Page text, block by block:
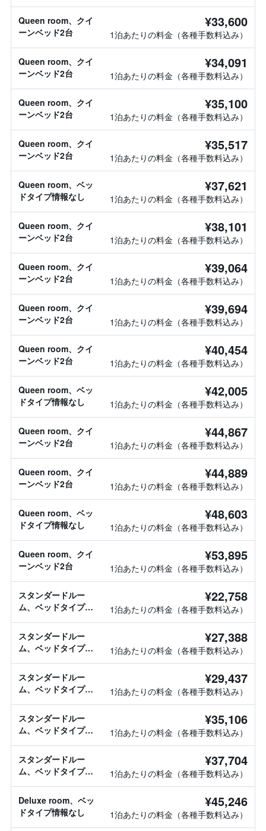
Queen room、クイ
ーンベッド2台
¥33,600
1泊あたりの料金（各種手数料込み）
Queen room、クイ
ーンベッド2台
¥34,091
1泊あたりの料金（各種手数料込み）
Queen room、クイ
ーンベッド2台
¥35,100
1泊あたりの料金（各種手数料込み）
Queen room、クイ
ーンベッド2台
¥35,517
1泊あたりの料金（各種手数料込み）
Queen room、ベッ
ドタイプ情報なし
¥37,621
1泊あたりの料金（各種手数料込み）
Queen room、クイ
ーンベッド2台
¥38,101
1泊あたりの料金（各種手数料込み）
Queen room、クイ
ーンベッド2台
¥39,064
1泊あたりの料金（各種手数料込み）
Queen room、クイ
ーンベッド2台
¥39,694
1泊あたりの料金（各種手数料込み）
Queen room、クイ
ーンベッド2台
¥40,454
1泊あたりの料金（各種手数料込み）
Queen room、ベッ
ドタイプ情報なし
¥42,005
1泊あたりの料金（各種手数料込み）
Queen room、クイ
ーンベッド2台
¥44,867
1泊あたりの料金（各種手数料込み）
Queen room、クイ
ーンベッド2台
¥44,889
1泊あたりの料金（各種手数料込み）
Queen room、ベッ
ドタイプ情報なし
¥48,603
1泊あたりの料金（各種手数料込み）
Queen room、クイ
ーンベッド2台
¥53,895
1泊あたりの料金（各種手数料込み）
スタンダードルー
ム、ベッドタイプ情
¥22,758
1泊あたりの料金（各種手数料込み）
スタンダードルー
ム、ベッドタイプ情
¥27,388
1泊あたりの料金（各種手数料込み）
スタンダードルー
ム、ベッドタイプ情
¥29,437
1泊あたりの料金（各種手数料込み）
スタンダードルー
ム、ベッドタイプ情
¥35,106
1泊あたりの料金（各種手数料込み）
スタンダードルー
ム、ベッドタイプ情
¥37,704
1泊あたりの料金（各種手数料込み）
Deluxe room、ベッ
ドタイプ情報なし
¥45,246
1泊あたりの料金（各種手数料込み）